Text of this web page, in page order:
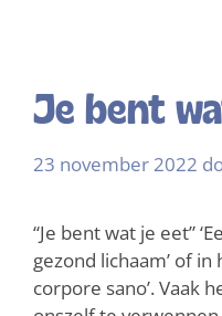
Je bent
23 november 2022
“Je bent wat je eet”
gezond lichaam’ of in
corpore sano’. Vaak